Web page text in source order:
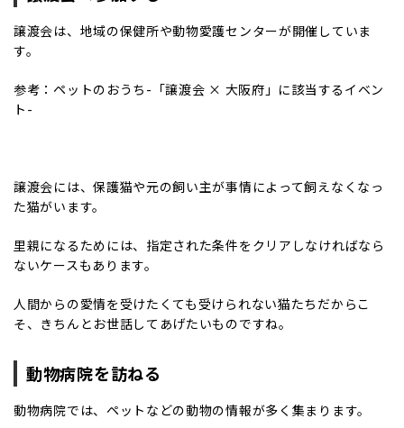
譲渡会は、地域の保健所や動物愛護センターが開催していま
す。
参考： ペットのおうち-「譲渡会 × 大阪府」に該当するイベン
ト-
譲渡会には、保護猫や元の飼い主が事情によって飼えなくなっ
た猫がいます。
里親になるためには、指定された条件をクリアしなければなら
ないケースもあります。
人間からの愛情を受けたくても受けられない猫たちだからこ
そ、きちんとお世話してあげたいものですね。
動物病院を訪ねる
動物病院では、ペットなどの動物の情報が多く集まります。